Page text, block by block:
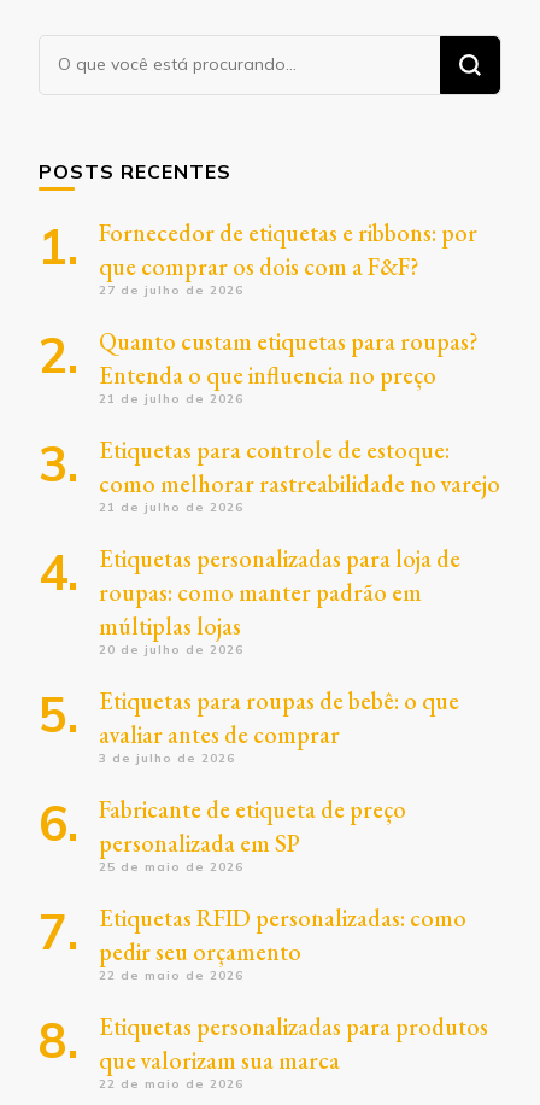
Procurando
algo?
POSTS RECENTES
Fornecedor de etiquetas e ribbons: por
que comprar os dois com a F&F?
27 de julho de 2026
Quanto custam etiquetas para roupas?
Entenda o que influencia no preço
21 de julho de 2026
Etiquetas para controle de estoque:
como melhorar rastreabilidade no varejo
21 de julho de 2026
Etiquetas personalizadas para loja de
roupas: como manter padrão em
múltiplas lojas
20 de julho de 2026
Etiquetas para roupas de bebê: o que
avaliar antes de comprar
3 de julho de 2026
Fabricante de etiqueta de preço
personalizada em SP
25 de maio de 2026
Etiquetas RFID personalizadas: como
pedir seu orçamento
22 de maio de 2026
Etiquetas personalizadas para produtos
que valorizam sua marca
22 de maio de 2026